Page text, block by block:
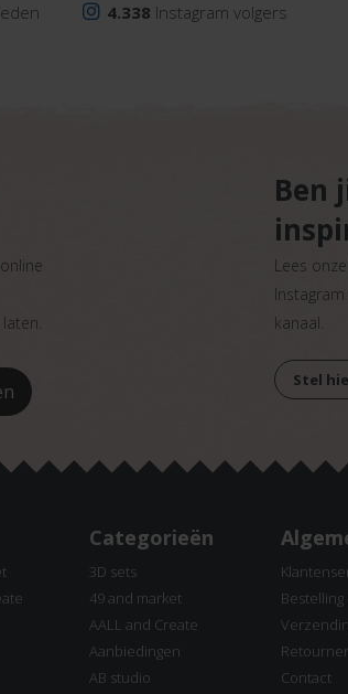
4.338 Instagram volgers
Ben
Lees
kanaal.
Stel
Categorieën
3D sets
49 and market
AALL and Create
Aanbiedingen
AB studio
Contact